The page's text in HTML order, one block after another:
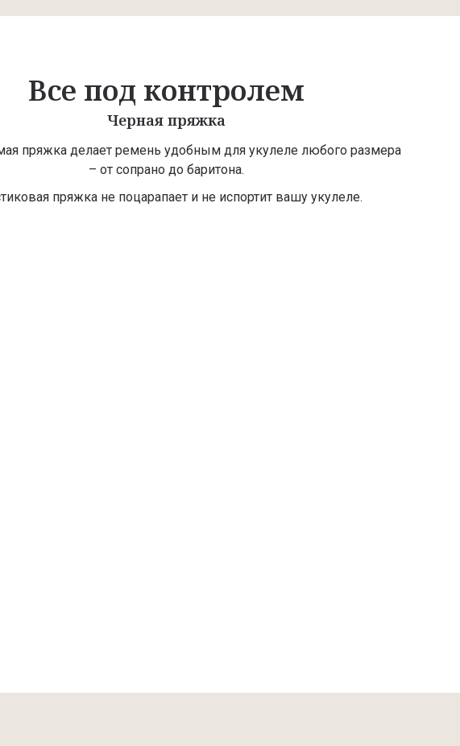
Все под контролем
Черная пряжка
пряжка делает ремень удобным для укулеле любого размера
– от сопрано до баритона.
пряжка не поцарапает и не испортит вашу укулеле.